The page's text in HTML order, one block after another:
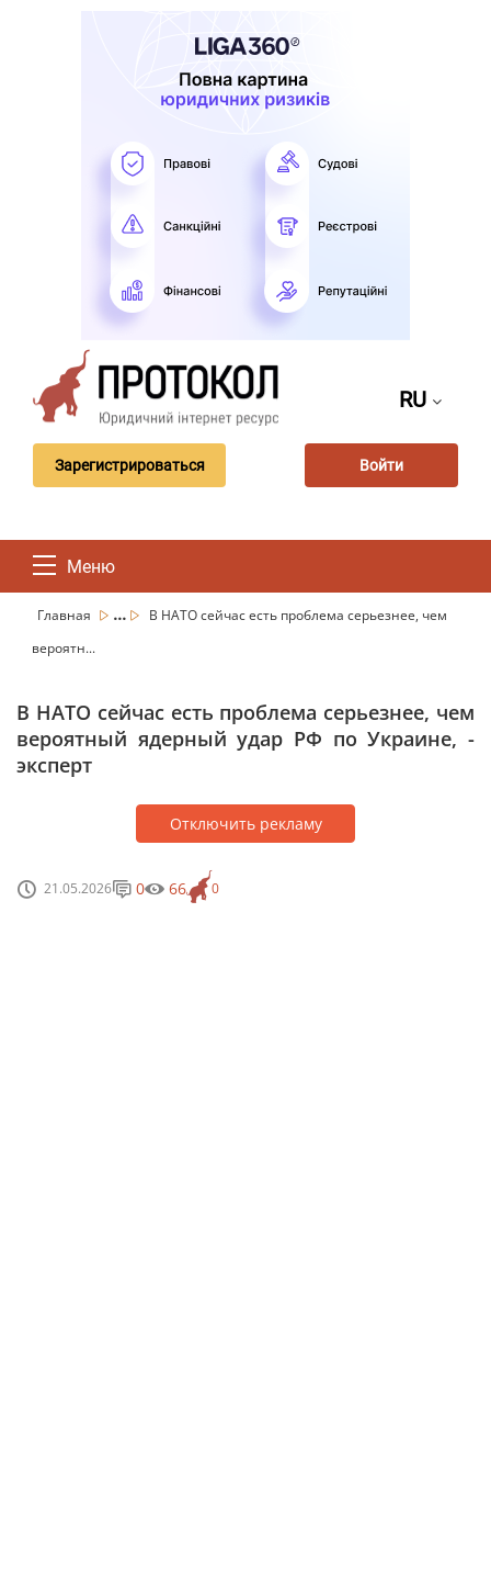
RU
Зарегистрироваться Войти
Меню
Главная ...
В НАТО сейчас есть проблема серьезнее, чем
вероятн...
В НАТО сейчас есть проблема серьезнее, чем
вероятный ядерный удар РФ по Украине, -
эксперт
Отключить рекламу
21.05.2026 0
0 66